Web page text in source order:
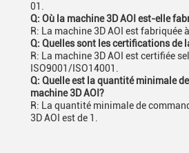
01.
Q: Où la machine 3D AOI est-elle
R: La machine 3D AOI est fabriquée
Q: Quelles sont les certifications de
R: La machine 3D AOI est certifiée
ISO9001/ISO14001.
Q: Quelle est la quantité minimale
machine 3D AOI?
R: La quantité minimale de
3D AOI est de 1.